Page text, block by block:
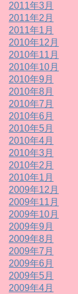
2011年3月
2011年2月
2011年1月
2010年12月
2010年11月
2010年10月
2010年9月
2010年8月
2010年7月
2010年6月
2010年5月
2010年4月
2010年3月
2010年2月
2010年1月
2009年12月
2009年11月
2009年10月
2009年9月
2009年8月
2009年7月
2009年6月
2009年5月
2009年4月